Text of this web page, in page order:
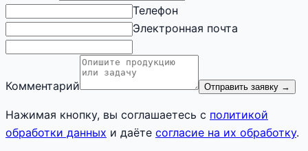
Телефон
Электронная почта
Комментарий Отправить заявку →
Нажимая кнопку, вы соглашаетесь с политикой
обработки данных и даёте согласие на их обработку.